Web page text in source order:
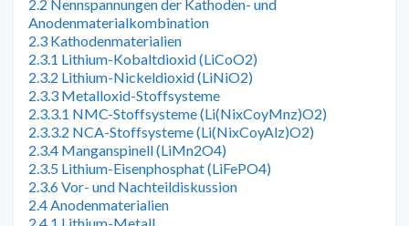
2.2 Nennspannungen der Kathoden- und
Anodenmaterialkombination
2.3 Kathodenmaterialien
2.3.1 Lithium-Kobaltdioxid (LiCoO2)
2.3.2 Lithium-Nickeldioxid (LiNiO2)
2.3.3 Metalloxid-Stoffsysteme
2.3.3.1 NMC-Stoffsysteme (Li(NixCoyMnz)O2)
2.3.3.2 NCA-Stoffsysteme (Li(NixCoyAlz)O2)
2.3.4 Manganspinell (LiMn2O4)
2.3.5 Lithium-Eisenphosphat (LiFePO4)
2.3.6 Vor- und Nachteildiskussion
2.4 Anodenmaterialien